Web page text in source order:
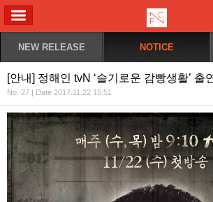
NEW RELEASE NOTICE
[안내] 정해인 tvN ‘슬기로운 감빵생활’ 출
No. 27 | Date 2017.11.22 15:51